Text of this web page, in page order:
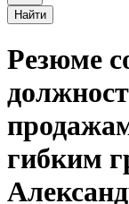
Найти
Резюме
гибким